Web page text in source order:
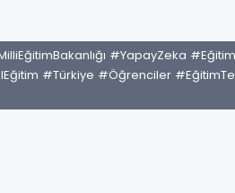
#YapayZeka
#Türkiye #Öğrenciler